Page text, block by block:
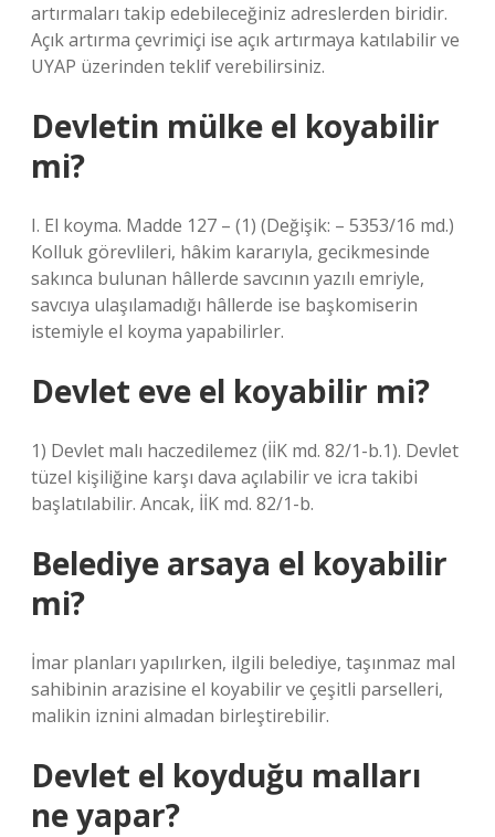
artırmaları takip edebileceğiniz adreslerden biridir.
Açık artırma çevrimiçi ise açık artırmaya katılabilir ve
UYAP üzerinden teklif verebilirsiniz.
Devletin mülke el koyabilir
mi?
I. El koyma. Madde 127 – (1) (Değişik: – 5353/16 md.)
Kolluk görevlileri, hâkim kararıyla, gecikmesinde
sakınca bulunan hâllerde savcının yazılı emriyle,
savcıya ulaşılamadığı hâllerde ise başkomiserin
istemiyle el koyma yapabilirler.
Devlet eve el koyabilir mi?
1) Devlet malı haczedilemez (İİK md. 82/1-b.1). Devlet
tüzel kişiliğine karşı dava açılabilir ve icra takibi
başlatılabilir. Ancak, İİK md. 82/1-b.
Belediye arsaya el koyabilir
mi?
İmar planları yapılırken, ilgili belediye, taşınmaz mal
sahibinin arazisine el koyabilir ve çeşitli parselleri,
malikin iznini almadan birleştirebilir.
Devlet el koyduğu malları
ne yapar?